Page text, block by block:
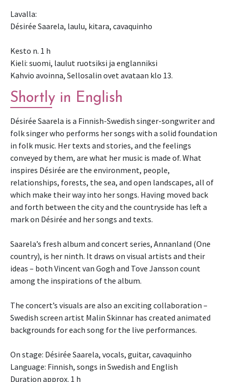
Lavalla:
Désirée Saarela, laulu, kitara, cavaquinho
Kesto n. 1 h
Kieli: suomi, laulut ruotsiksi ja englanniksi
Kahvio avoinna, Sellosalin ovet avataan klo 13.
Shortly in English
Désirée Saarela is a Finnish-Swedish singer-songwriter and
folk singer who performs her songs with a solid foundation
in folk music. Her texts and stories, and the feelings
conveyed by them, are what her music is made of. What
inspires Désirée are the environment, people,
relationships, forests, the sea, and open landscapes, all of
which make their way into her songs. Having moved back
and forth between the city and the countryside has left a
mark on Désirée and her songs and texts.
Saarela’s fresh album and concert series, Annanland (One
country), is her ninth. It draws on visual artists and their
ideas – both Vincent van Gogh and Tove Jansson count
among the inspirations of the album.
The concert’s visuals are also an exciting collaboration –
Swedish screen artist Malin Skinnar has created animated
backgrounds for each song for the live performances.
On stage: Désirée Saarela, vocals, guitar, cavaquinho
Language: Finnish, songs in Swedish and English